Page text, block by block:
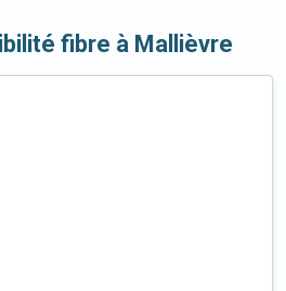
fibre à Mallièvre